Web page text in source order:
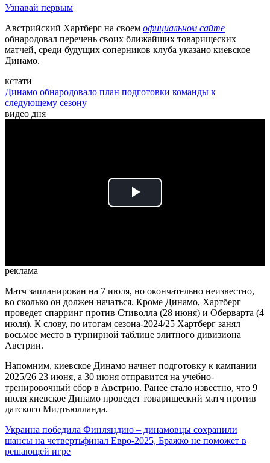
Узнавай первым
Австрийский Хартберг на своем официальном сайте
обнародовал перечень своих ближайших товарищеских
матчей, среди будущих соперников клуба указано киевское
Динамо.
кстати
Динамо обнародовало план подготовки команды к
следующему сезону
видео дня
Play
реклама
Матч запланирован на 7 июля, но окончательно неизвестно,
во сколько он должен начаться. Кроме Динамо, Хартберг
проведет спарринг против Стиволла (28 июня) и Оберварта (4
июля). К слову, по итогам сезона-2024/25 Хартберг занял
восьмое место в турнирной таблице элитного дивизиона
Австрии.
Напомним, киевское Динамо начнет подготовку к кампании
2025/26 23 июня, а 30 июня отправится на учебно-
тренировочный сбор в Австрию. Ранее стало известно, что 9
июля киевское Динамо проведет товарищеский матч против
датского Мидтьюлланда.
Украина победила Финляндию – динамовцы сохранили
шансы на четвертьфинал Евро-2025, Бражко не поможет в
решающей игре